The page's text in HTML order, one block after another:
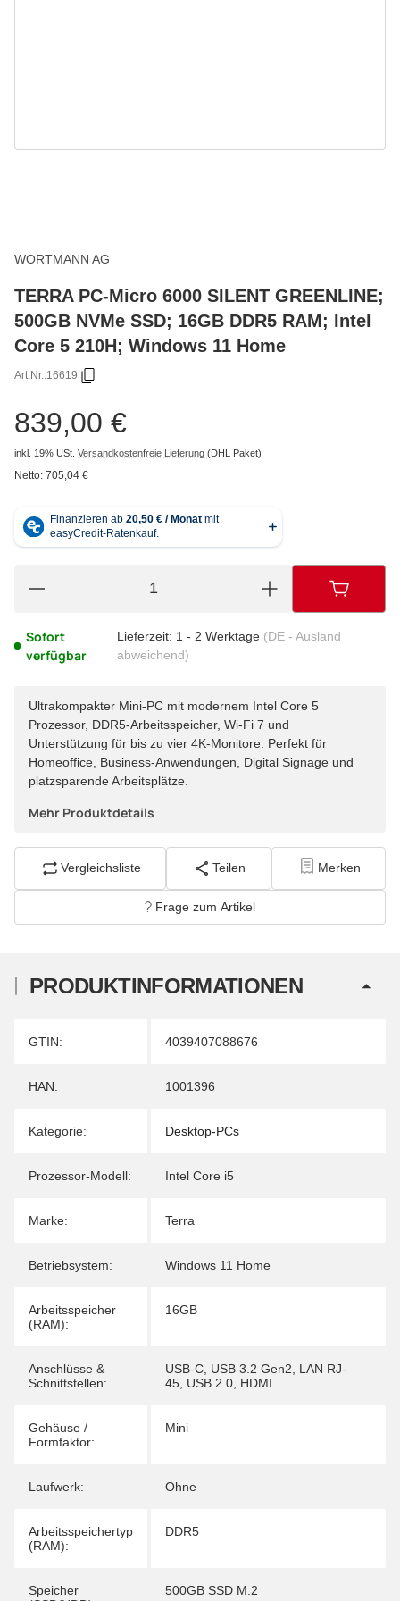
WORTMANN AG
TERRA PC-Micro 6000 SILENT GREENLINE;
500GB NVMe SSD; 16GB DDR5 RAM; Intel
Core 5 210H; Windows 11 Home
Art.Nr.:16619
839,00 €
inkl. 19% USt. Versandkostenfreie Lieferung (DHL Paket)
Netto: 705,04 €
Sofort
verfügbar
Lieferzeit: 1 - 2 Werktage (DE - Ausland
abweichend)
Ultrakompakter Mini-PC mit modernem Intel Core 5
Prozessor, DDR5-Arbeitsspeicher, Wi-Fi 7 und
Unterstützung für bis zu vier 4K-Monitore. Perfekt für
Homeoffice, Business-Anwendungen, Digital Signage und
platzsparende Arbeitsplätze.
Mehr Produktdetails
Vergleichsliste Teilen Merken
Frage zum Artikel
PRODUKTINFORMATIONEN
Produkteigenschaft
Wert
GTIN: 4039407088676
HAN: 1001396
Kategorie: Desktop-PCs
Prozessor-Modell: Intel Core i5
Marke: Terra
Betriebsystem: Windows 11 Home
Arbeitsspeicher
(RAM):
16GB
Anschlüsse &
Schnittstellen:
USB-C USB 3.2 Gen2
LAN RJ-
45 USB 2.0 HDMI
Gehäuse /
Formfaktor:
Mini
Laufwerk: Ohne
Arbeitsspeichertyp
(RAM):
DDR5
Speicher
500GB SSD M.2